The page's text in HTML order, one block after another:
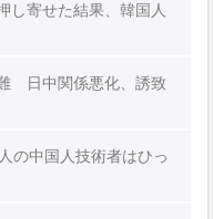
し寄せた結果、韓国人
日中関係悪化、誘致
の中国人技術者はひっ